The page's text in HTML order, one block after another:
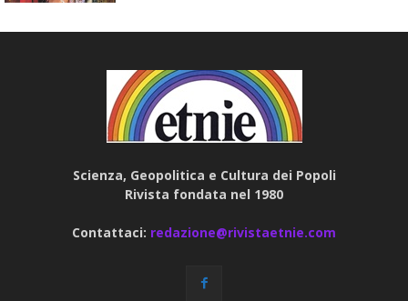
Scienza, Geopolitica e Cultura dei Popoli
Rivista fondata nel 1980
Contattaci: redazione@rivistaetnie.com